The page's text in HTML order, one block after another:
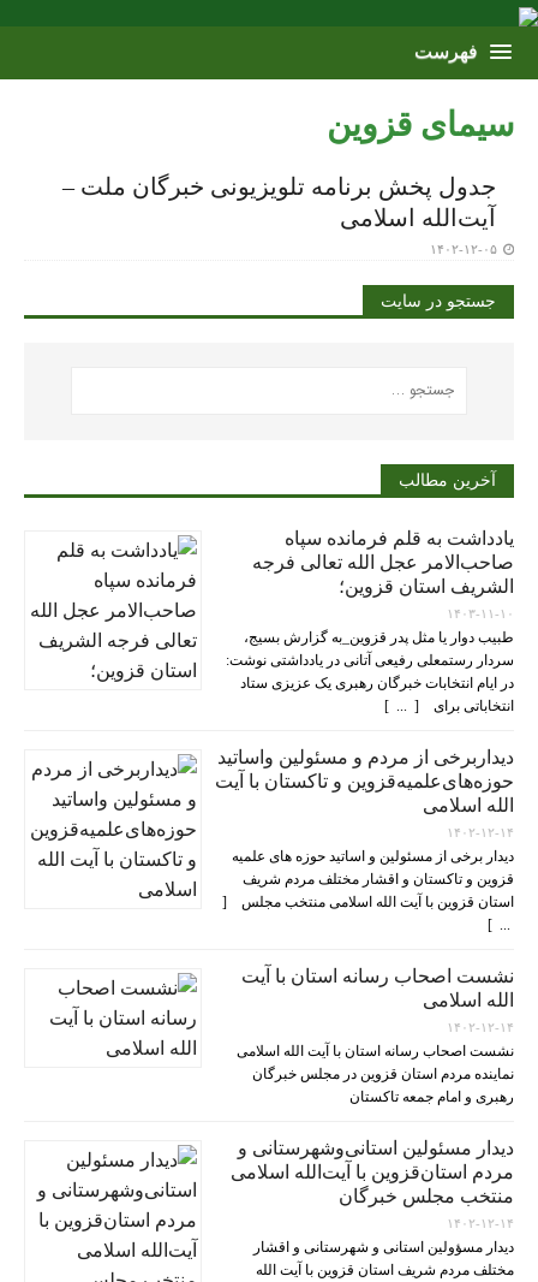
سیمای قزوین
جدول پخش برنامه تلویزیونی خبرگان ملت –
آیت‌الله اسلامی
۱۴۰۲-۱۲-۰۵
جستجو در سایت
آخرین مطالب
یادداشت به قلم فرمانده سپاه
صاحب‌الامر عجل الله تعالی فرجه
الشریف استان قزوین؛
۱۴۰۳-۱۱-۱۰
طبیب دوار یا مثل پدر قزوین_به گزارش بسیج،
سردار رستمعلی رفیعی آتانی در یادداشتی نوشت:
در ایام انتخابات خبرگان رهبری یک عزیزی ستاد
انتخاباتی برای [ ... ]
دیداربرخی از مردم و مسئولین واساتید
حوزه‌های‌علمیه‌قزوین و تاکستان با آیت
الله اسلامی
۱۴۰۲-۱۲-۱۴
دیدار برخی از مسئولین و اساتید حوزه های علمیه
قزوین و تاکستان و اقشار مختلف مردم شریف
استان قزوین با آیت الله اسلامی منتخب مجلس [
... ]
نشست اصحاب رسانه استان با آیت
الله اسلامی
۱۴۰۲-۱۲-۱۴
نشست اصحاب رسانه استان با آیت الله اسلامی
نماینده مردم استان قزوین در مجلس خبرگان
رهبری و امام جمعه تاکستان
دیدار مسئولین استانی‌وشهرستانی و
مردم‌ استان‌قزوین با آیت‌الله‌ اسلامی
منتخب مجلس‌ خبرگان
۱۴۰۲-۱۲-۱۴
دیدار مسؤولین استانی و شهرستانی و اقشار
مختلف مردم شریف استان قزوین با آیت الله